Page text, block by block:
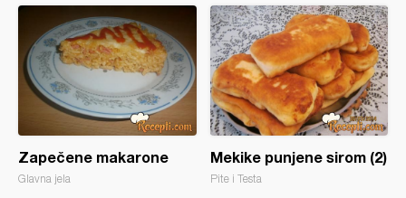
Zapečene makarone
Glavna jela
Mekike punjene sirom (2)
Pite i Testa